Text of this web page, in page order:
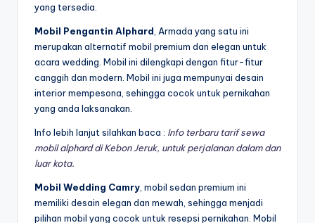
yang tersedia.
Mobil Pengantin Alphard , Armada yang satu ini
merupakan alternatif mobil premium dan elegan untuk
acara wedding. Mobil ini dilengkapi dengan fitur-fitur
canggih dan modern. Mobil ini juga mempunyai desain
interior mempesona, sehingga cocok untuk pernikahan
yang anda laksanakan.
Info lebih lanjut silahkan baca : Info terbaru tarif sewa
mobil alphard di Kebon Jeruk, untuk perjalanan dalam dan
luar kota.
Mobil Wedding Camry , mobil sedan premium ini
memiliki desain elegan dan mewah, sehingga menjadi
pilihan mobil yang cocok untuk resepsi pernikahan. Mobil